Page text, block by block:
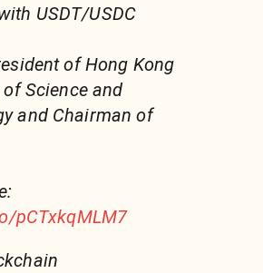
USDT/USDC
of Hong Kong
Science and
and Chairman of
pCTxkqMLM7